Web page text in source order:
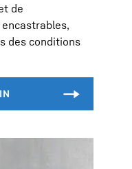
de
des conditions